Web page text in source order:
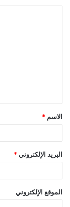
الاسم *
البريد الإلكتروني *
الموقع الإلكتروني